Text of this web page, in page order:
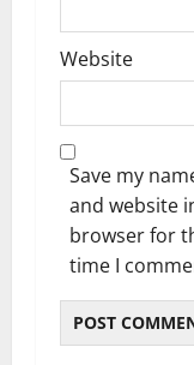
Website
Save my
and website
browser for
time I